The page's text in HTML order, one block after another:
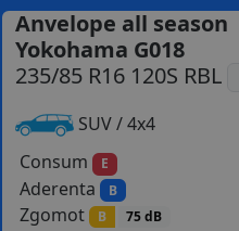
Anvelope all season
Yokohama G018
235/85 R16 120S RBL
SUV / 4x4
Consum
E
Aderenta B
Zgomot B 75 dB